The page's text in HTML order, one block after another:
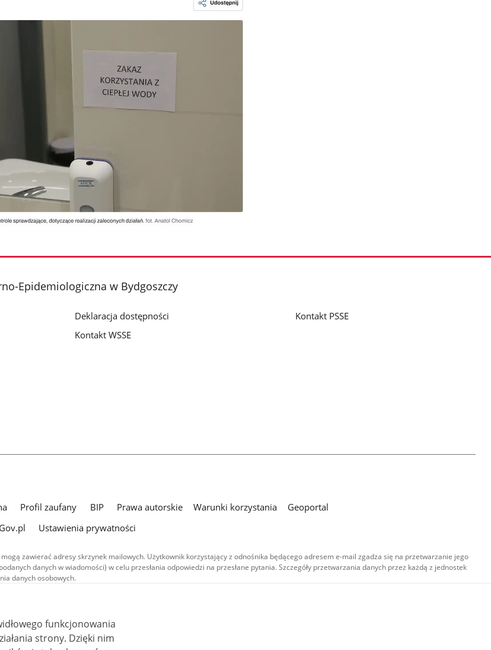
Epidemiologiczna w Bydgoszczy
Deklaracja dostępności
Kontakt WSSE
Kontakt PSSE
Profil zaufany BIP Prawa autorskie Warunki korzystania
Geoportal
Ustawienia prywatności
zawierać adresy skrzynek mailowych. Użytkownik korzystający z odnośnika będącego adresem e-mail zgadza się na przetwarzanie jego
danych w wiadomości) w celu przesłania odpowiedzi na przesłane pytania. Szczegóły przetwarzania danych przez każdą z jednostek
danych osobowych.
w serwisie (z wyłączeniem treści audiowizualnych), są
Creative Commons: uznanie autorstwa - na tych samych
4.0). Materiały audiowizualne, w tym zdjęcia, materiały audio i wideo,
typu Creative Commons: uznanie autorstwa użycie niekomercyjne -
BY-NC-ND 4.0), o ile nie jest to stwierdzone inaczej.
funkcjonowania
Dzięki nim